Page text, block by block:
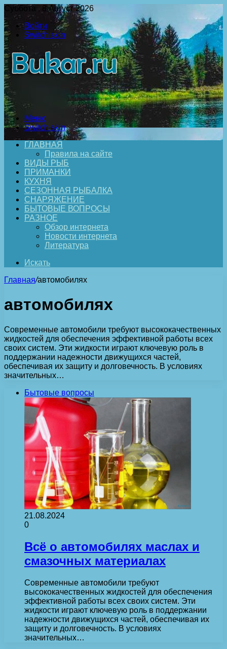
Суббота , 8 Август 2026
Войти
Switch skin
Меню
Switch skin
ГЛАВНАЯ
Правила на сайте
ВИДЫ РЫБ
ПРИМАНКИ
КУХНЯ
СЕЗОННАЯ РЫБАЛКА
СНАРЯЖЕНИЕ
БЫТОВЫЕ ВОПРОСЫ
РАЗНОЕ
Обзор интернета
Новости интернета
Литература
Искать
Главная/автомобилях
автомобилях
Современные автомобили требуют высококачественных
жидкостей для обеспечения эффективной работы всех
своих систем. Эти жидкости играют ключевую роль в
поддержании надежности движущихся частей,
обеспечивая их защиту и долговечность. В условиях
значительных…
Бытовые вопросы
21.08.2024
0
Всё о автомобилях маслах и
смазочных материалах
Современные автомобили требуют
высококачественных жидкостей для обеспечения
эффективной работы всех своих систем. Эти
жидкости играют ключевую роль в поддержании
надежности движущихся частей, обеспечивая их
защиту и долговечность. В условиях
значительных…